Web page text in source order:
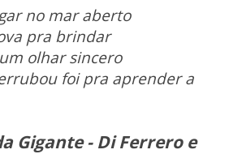
no mar aberto
pra brindar
olhar sincero
foi pra aprender a
Gigante - Di Ferrero e